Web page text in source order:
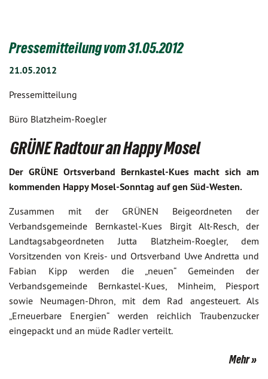
Pressemitteilung vom 31.05.2012
21.05.2012
Pressemitteilung
Büro Blatzheim-Roegler
GRÜNE Radtour an Happy Mosel
Der GRÜNE Ortsverband Bernkastel-Kues macht sich am
kommenden Happy Mosel-Sonntag auf gen Süd-Westen.
Zusammen mit der GRÜNEN Beigeordneten der
Verbandsgemeinde Bernkastel-Kues Birgit Alt-Resch, der
Landtagsabgeordneten Jutta Blatzheim-Roegler, dem
Vorsitzenden von Kreis- und Ortsverband Uwe Andretta und
Fabian Kipp werden die „neuen“ Gemeinden der
Verbandsgemeinde Bernkastel-Kues, Minheim, Piesport
sowie Neumagen-Dhron, mit dem Rad angesteuert. Als
„Erneuerbare Energien“ werden reichlich Traubenzucker
eingepackt und an müde Radler verteilt.
Mehr